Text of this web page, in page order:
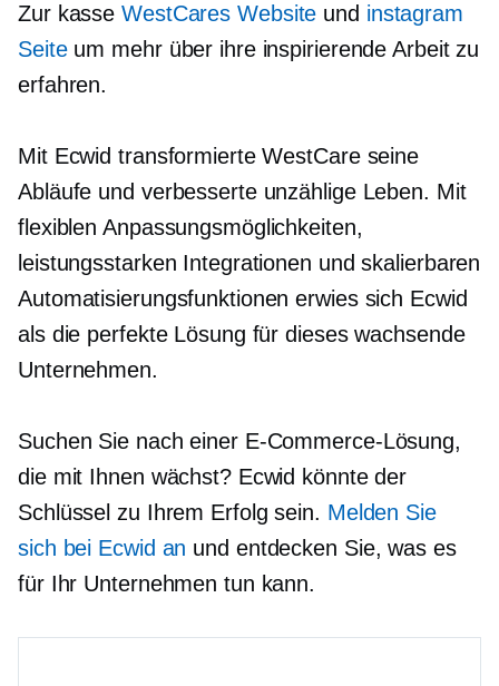
Zur kasseWestCares Website und instagram
Seiteum mehr über ihre inspirierende Arbeit zu
erfahren.
Mit Ecwid transformierte WestCare seine
Abläufe und verbesserte unzählige Leben. Mit
flexiblen Anpassungsmöglichkeiten,
leistungsstarken Integrationen und skalierbaren
Automatisierungsfunktionen erwies sich Ecwid
als die perfekte Lösung für dieses wachsende
Unternehmen.
Suchen Sie nach einer E-Commerce-Lösung,
die mit Ihnen wächst? Ecwid könnte der
Schlüssel zu Ihrem Erfolg sein. Melden Sie
sich bei Ecwid an und entdecken Sie, was es
für Ihr Unternehmen tun kann.